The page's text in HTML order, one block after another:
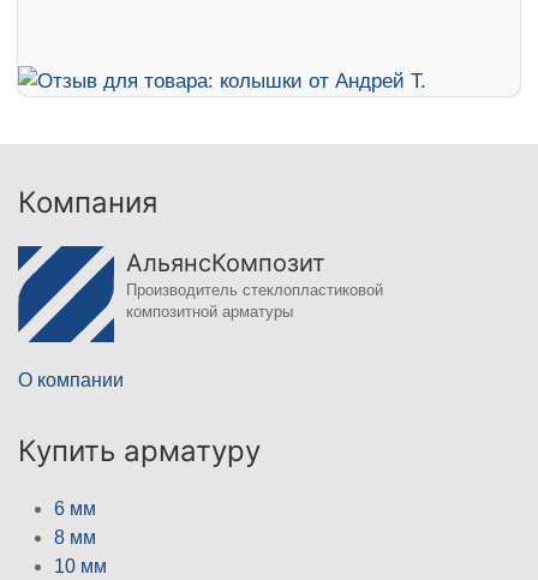
Компания
АльянсКомпозит
Производитель стеклопластиковой
композитной арматуры
О компании
Купить арматуру
6 мм
8 мм
10 мм